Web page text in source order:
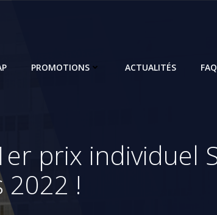
PROMOTIONS ACTUALITÉS FAQ
prix individuel
2022 !